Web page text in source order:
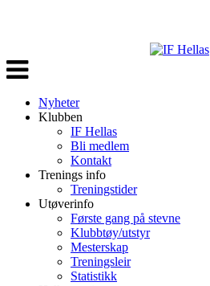
Veksle
navigasjon
Nyheter
Klubben
IF Hellas
Bli medlem
Kontakt
Trenings info
Treningstider
Utøverinfo
Første gang på stevne
Klubbtøy/utstyr
Mesterskap
Treningsleir
Statistikk